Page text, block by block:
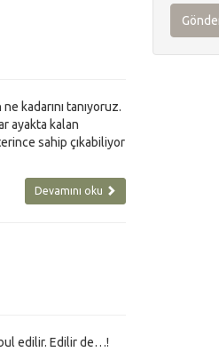
kadarını tanıyoruz.
ayakta kalan
sahip çıkabiliyor
Devamını oku
edilir. Edilir de…!